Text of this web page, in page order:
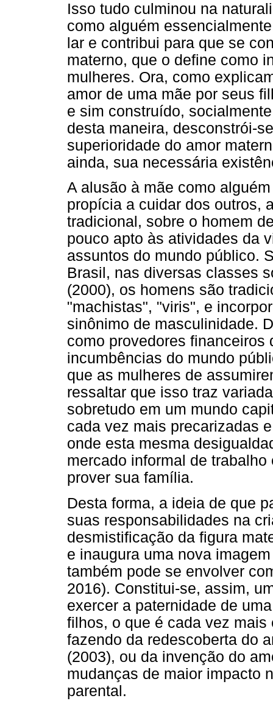
Isso tudo culminou na
como alguém
lar e contribui para que se
materno, que o define como
mulheres. Ora, como
amor de uma mãe por seus
e sim construído,
desta maneira, desconstrói-
superioridade do amor
ainda, sua necessária
A alusão à mãe como
propícia a cuidar dos outros,
tradicional, sobre o homem
pouco apto às atividades da
assuntos do mundo público.
Brasil, nas diversas classes
(2000), os homens são
"machistas", "viris", e
sinônimo de masculinidade.
como provedores
incumbências do mundo
que as mulheres de
ressaltar que isso traz
sobretudo em um mundo
cada vez mais precarizadas
onde esta mesma
mercado informal de
prover sua família.
Desta forma, a ideia de que
suas responsabilidades na
desmistificação da figura
e inaugura uma nova
também pode se envolver
2016). Constitui-se, assim,
exercer a paternidade de
filhos, o que é cada vez
fazendo da redescoberta do
(2003), ou da invenção do
mudanças de maior impacto
parental.